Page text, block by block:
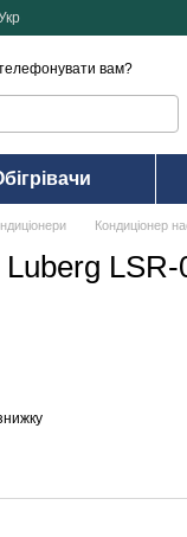
вам?
Кондиціонер
Luberg